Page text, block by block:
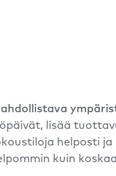
lisää
helposti
kuin